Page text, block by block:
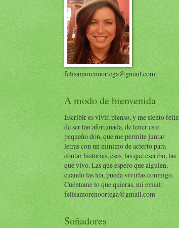
felisamorenoortega@gmail.com
A modo de bienvenida
Escribir es vivir, pienso, y me siento feliz
de ser tan afortunada, de tener este
pequeño don, que me permite juntar
letras con un mínimo de acierto para
contar historias, esas, las que escribo, las
que vivo. Las que espero que alguien,
cuando las lea, pueda vivirlas conmigo.
Cuéntame lo que quieras, mi email:
felisamorenoortega@gmail.com
Soñadores